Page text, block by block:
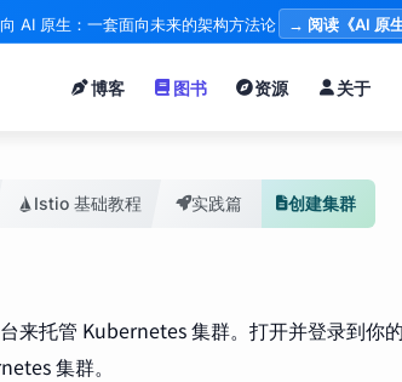
AI 原生：一套面向未来的架构方法论 → 阅读《AI 原
博客 图书 资源 关于
Istio 基础教程 实践篇 创建集群
来托管 Kubernetes 集群。打开并登录到你
集群。